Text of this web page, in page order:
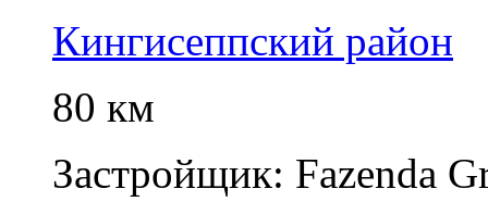
Кингисеппский район
80 км
Застройщик: Fazenda